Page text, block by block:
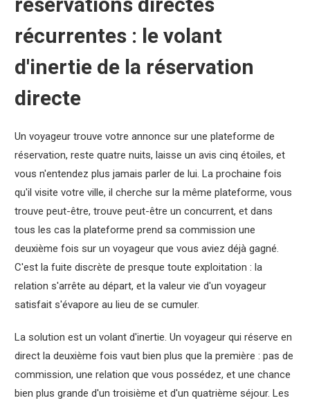
récurrentes : le volant
d'inertie de la réservation
directe
Un voyageur trouve votre annonce sur une plateforme de
réservation, reste quatre nuits, laisse un avis cinq étoiles, et
vous n'entendez plus jamais parler de lui. La prochaine fois
qu'il visite votre ville, il cherche sur la même plateforme, vous
trouve peut-être, trouve peut-être un concurrent, et dans
tous les cas la plateforme prend sa commission une
deuxième fois sur un voyageur que vous aviez déjà gagné.
C'est la fuite discrète de presque toute exploitation : la
relation s'arrête au départ, et la valeur vie d'un voyageur
satisfait s'évapore au lieu de se cumuler.
La solution est un volant d'inertie. Un voyageur qui réserve en
direct la deuxième fois vaut bien plus que la première : pas de
commission, une relation que vous possédez, et une chance
bien plus grande d'un troisième et d'un quatrième séjour. Les